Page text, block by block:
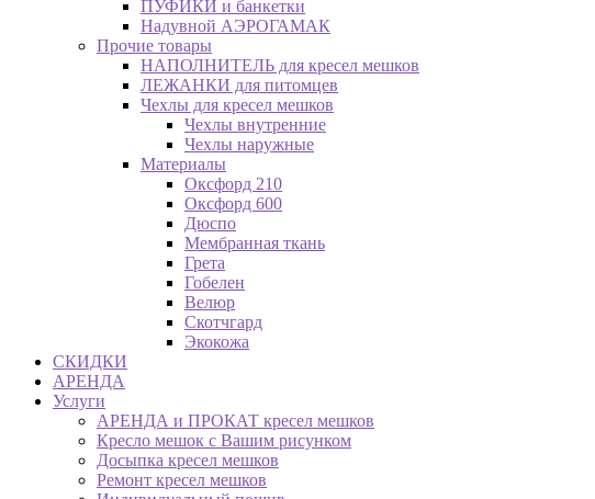
ПУФИКИ и банкетки
Надувной АЭРОГАМАК
Прочие товары
НАПОЛНИТЕЛЬ для кресел мешков
ЛЕЖАНКИ для питомцев
Чехлы для кресел мешков
Чехлы внутренние
Чехлы наружные
Материалы
Оксфорд 210
Оксфорд 600
Дюспо
Мембранная ткань
Грета
Гобелен
Велюр
Скотчгард
Экокожа
СКИДКИ
АРЕНДА
Услуги
АРЕНДА и ПРОКАТ кресел мешков
Кресло мешок с Вашим рисунком
Досыпка кресел мешков
Ремонт кресел мешков